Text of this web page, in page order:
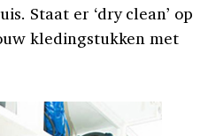
Staat er ‘dry clean’ op
kledingstukken met